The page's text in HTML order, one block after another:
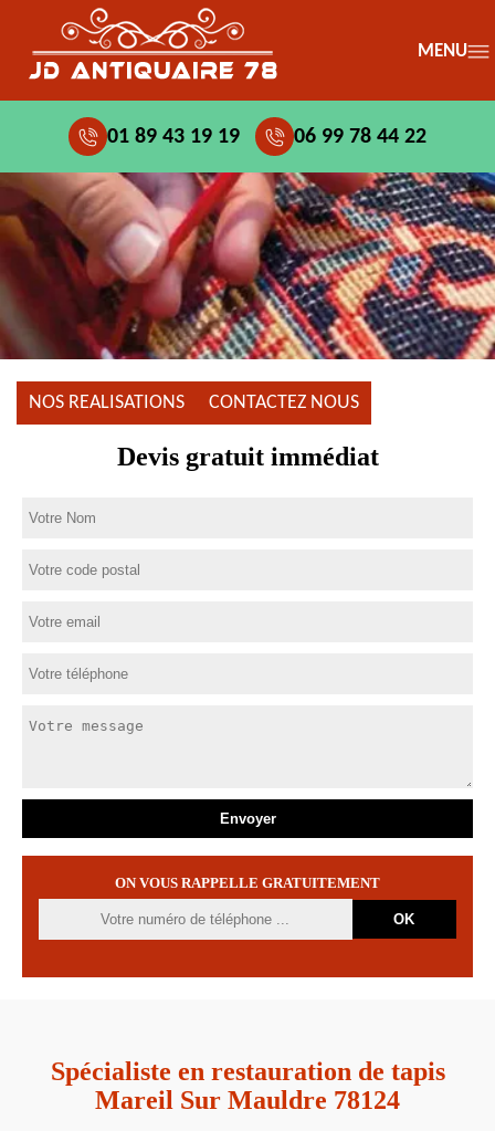
MENU
01 89 43 19 19 06 99 78 44 22
NOS REALISATIONS CONTACTEZ NOUS
Devis gratuit immédiat
ON VOUS RAPPELLE GRATUITEMENT
Spécialiste en restauration de tapis
Mareil Sur Mauldre 78124